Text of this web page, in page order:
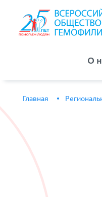
О
Главная